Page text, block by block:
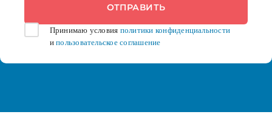
Принимаю условия политики конфиденциальности
ипользовательское соглашение